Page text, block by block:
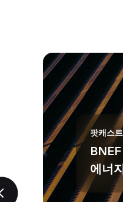
팟캐스트
에너